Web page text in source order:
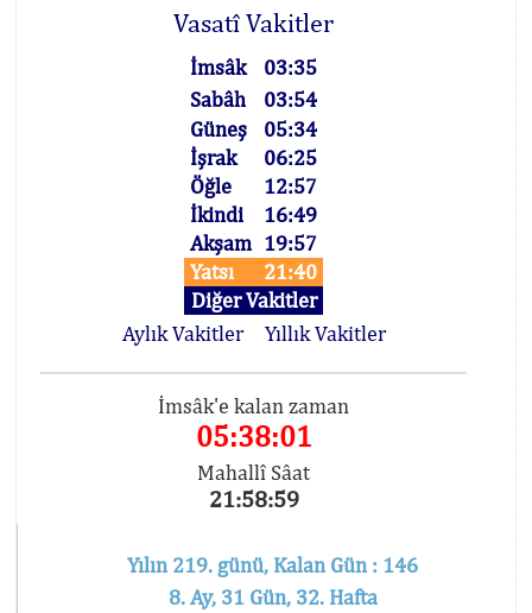
Vasatî Vakitler
İmsâk
03:35
Sabâh
03:54
Güneş
05:34
İşrak
06:25
Öğle
12:57
İkindi
16:49
Akşam 19:57
Yatsı
21:40
Diğer Vakitler
Aylık Vakitler
Yıllık Vakitler
İmsâk'e kalan zaman
05:38:00
Mahallî Sâat
21:59:00
Yılın 219. günü, Kalan Gün : 146
8. Ay, 31 Gün, 32. Hafta